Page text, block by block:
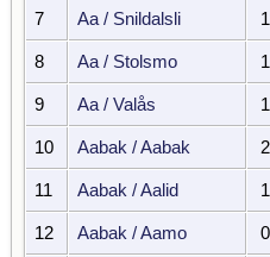
7 Aa / Snildalsli
8 Aa / Stolsmo
9 Aa / Valås
10 Aabak / Aabak
11 Aabak / Aalid
12 Aabak / Aamo